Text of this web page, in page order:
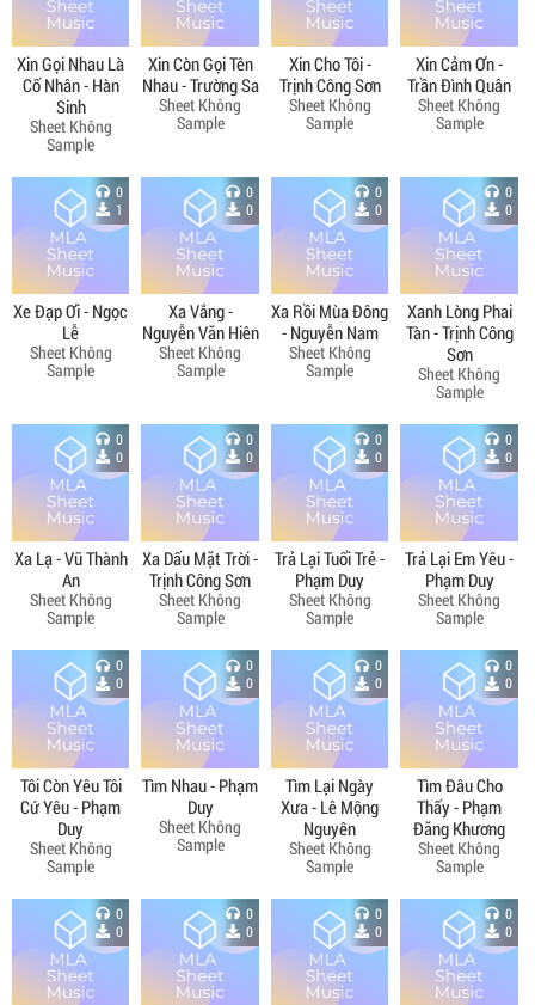
Xin Gọi Nhau Là
Cố Nhân - Hàn
Sinh
Sheet Không
Sample
Xin Còn Gọi Tên
Nhau - Trường Sa
Sheet Không
Sample
Xin Cho Tôi -
Trịnh Công Sơn
Sheet Không
Sample
Xin Cảm Ơn -
Trần Đình Quân
Sheet Không
Sample
0
1
Xe Đạp Ơi - Ngọc
Lễ
Sheet Không
Sample
0
0
Xa Vắng -
Nguyễn Văn Hiên
Sheet Không
Sample
0
0
Xa Rồi Mùa Đông
- Nguyễn Nam
Sheet Không
Sample
0
0
Xanh Lòng Phai
Tàn - Trịnh Công
Sơn
Sheet Không
Sample
0
0
Xa Lạ - Vũ Thành
An
Sheet Không
Sample
0
0
Xa Dấu Mặt Trời -
Trịnh Công Sơn
Sheet Không
Sample
0
0
Trả Lại Tuổi Trẻ -
Phạm Duy
Sheet Không
Sample
0
0
Trả Lại Em Yêu -
Phạm Duy
Sheet Không
Sample
0
0
Tôi Còn Yêu Tôi
Cứ Yêu - Phạm
Duy
Sheet Không
Sample
0
0
Tìm Nhau - Phạm
Duy
Sheet Không
Sample
0
0
Tìm Lại Ngày
Xưa - Lê Mộng
Nguyên
Sheet Không
Sample
0
0
Tìm Đâu Cho
Thấy - Phạm
Đăng Khương
Sheet Không
Sample
0
0
0
0
0
0
0
0